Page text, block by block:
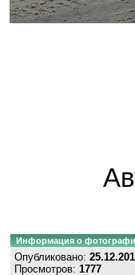
Информация о
Опубликовано:
Просмотров: 1777